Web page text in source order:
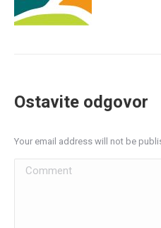
Ostavite odgovor
Your email address will not be
Comment